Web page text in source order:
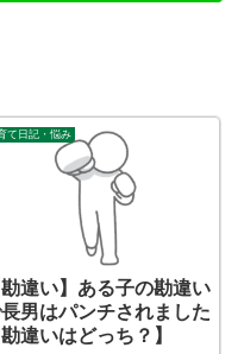
て日記・悩み
勘違い】ある子の勘違い
男はパンチされました
勘違いはどっち？】